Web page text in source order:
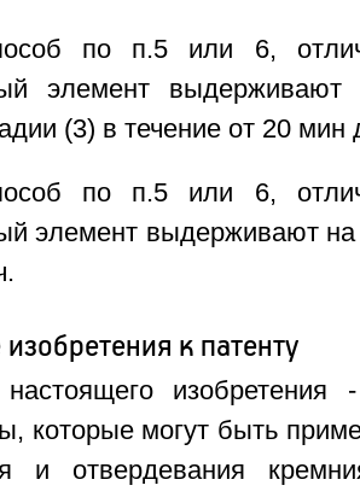
по п.5 или 6,
элемент выдерживают
(3) в течение от 20 мин
по п.5 или 6,
элемент выдерживают на
к патенту
изобретения
которые могут быть
и отвердевания